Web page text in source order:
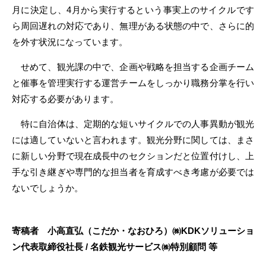
月に決定し、4月から実行するという事実上のサイクルです
ら周回遅れの対応であり、無理がある状態の中で、さらに的
を外す状況になっています。
せめて、観光課の中で、企画や戦略を担当する企画チーム
と催事を管理実行する運営チームをしっかり職務分掌を行い
対応する必要があります。
特に自治体は、定期的な短いサイクルでの人事異動が観光
には適していないと言われます。観光分野に関しては、まさ
に新しい分野で現在成長中のセクションだと位置付けし、上
手な引き継ぎや専門的な担当者を育成すべき考慮が必要では
ないでしょうか。
寄稿者 小高直弘（こだか・なおひろ）㈱KDKソリューショ
ン代表取締役社長 / 名鉄観光サービス㈱特別顧問 等